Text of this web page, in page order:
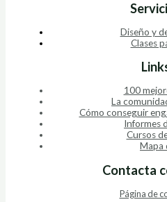
Diseño y
Clases
100
La
Cómo conseguir
Informes
Cursos
Mapa
Contacta
Página de